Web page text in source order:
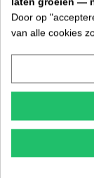
Lava wordt
in
zuivering van
producten.
zwemvijvers op
Hoeveel
Door op
van alle cookies